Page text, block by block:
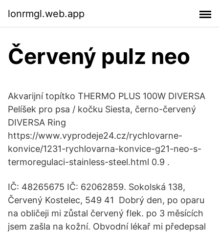
lonrmgl.web.app
Červený pulz neo
Akvarijní topítko THERMO PLUS 100W DIVERSA
Pelíšek pro psa / kočku Siesta, černo-červený
DIVERSA Ring
https://www.vyprodeje24.cz/rychlovarne-
konvice/1231-rychlovarna-konvice-g21-neo-s-
termoregulaci-stainless-steel.html 0.9 .
IČ: 48265675 IČ: 62062859. Sokolská 138,
Červený Kostelec, 549 41 Dobrý den, po oparu
na obličeji mi zůstal červený flek. po 3 měsících
jsem zašla na kožní. Obvodní lékař mi předepsal